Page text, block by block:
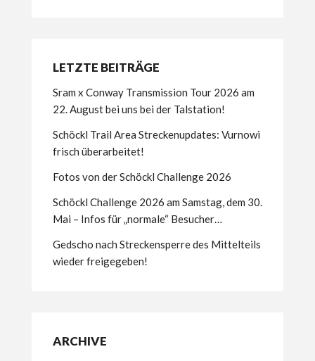
LETZTE BEITRÄGE
Sram x Conway Transmission Tour 2026 am
22. August bei uns bei der Talstation!
Schöckl Trail Area Streckenupdates: Vurnowi
frisch überarbeitet!
Fotos von der Schöckl Challenge 2026
Schöckl Challenge 2026 am Samstag, dem 30.
Mai – Infos für „normale“ Besucher…
Gedscho nach Streckensperre des Mittelteils
wieder freigegeben!
ARCHIVE